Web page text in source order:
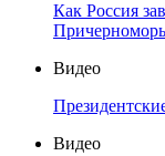
Как Россия
Видео
Видео